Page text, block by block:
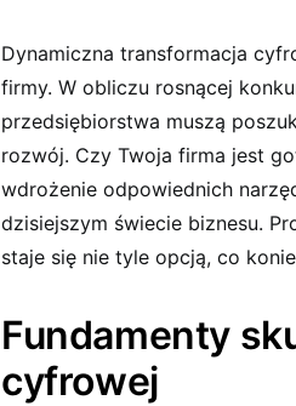
Dynamiczna transformacja
firmy. W obliczu rosnącej
przedsiębiorstwa muszą
rozwój. Czy Twoja firma jest
wdrożenie odpowiednich
dzisiejszym świecie biznesu.
staje się nie tyle opcją, co
Fundamenty
cyfrowej